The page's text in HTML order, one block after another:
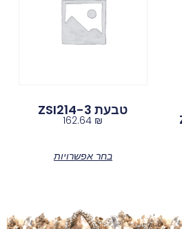
טבעת ZSI214-3
162.64 ₪
בחר אפשרויות